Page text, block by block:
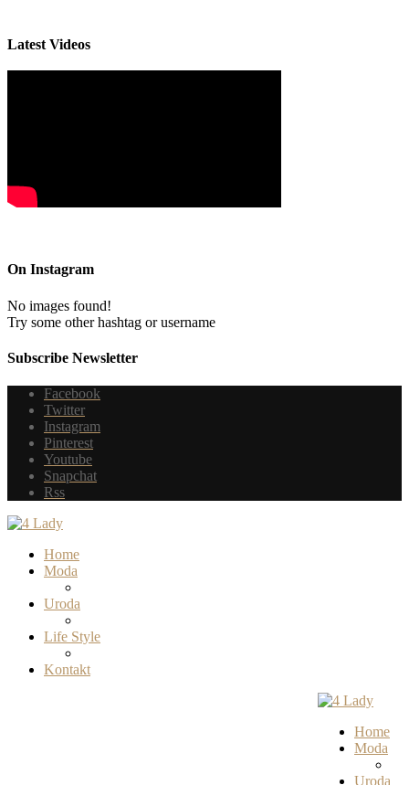
Latest Videos
On Instagram
No images found!
Try some other hashtag or username
Subscribe Newsletter
Facebook
Twitter
Instagram
Pinterest
Youtube
Snapchat
Rss
Home
Moda
Uroda
Life Style
Kontakt
Home
Moda
Uroda